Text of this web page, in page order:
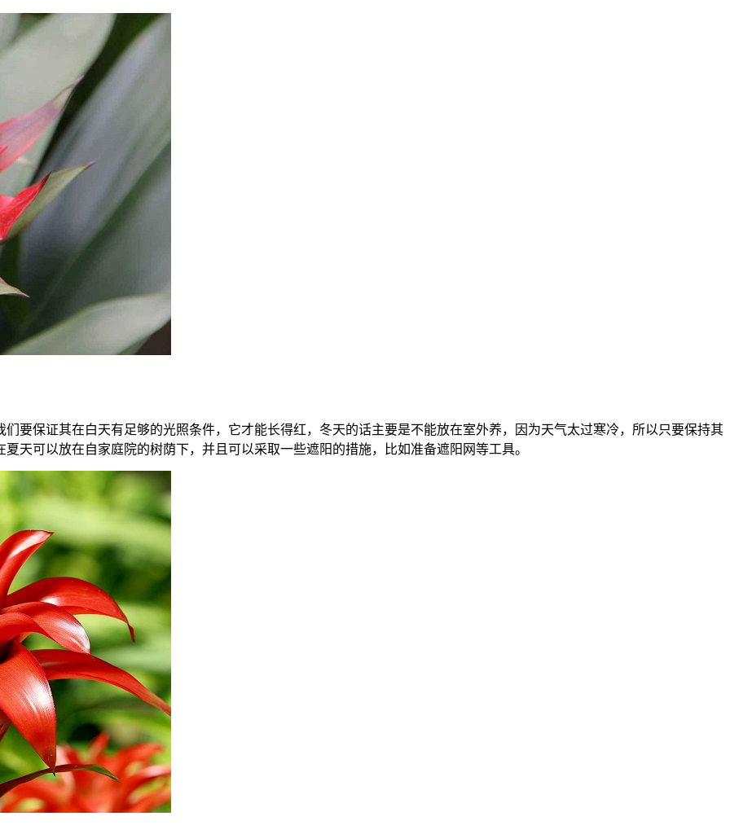
要保证其在白天有足够的光照条件，它才能长得红，冬天的话主要是不能放在室外养，因为天气太过寒冷，所以只要保持其
天可以放在自家庭院的树荫下，并且可以采取一些遮阳的措施，比如准备遮阳网等工具。